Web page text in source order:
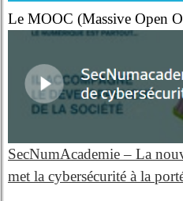
Le MOOC (Massive Open
SecNumAcademie – La
met la cybersécurité à la